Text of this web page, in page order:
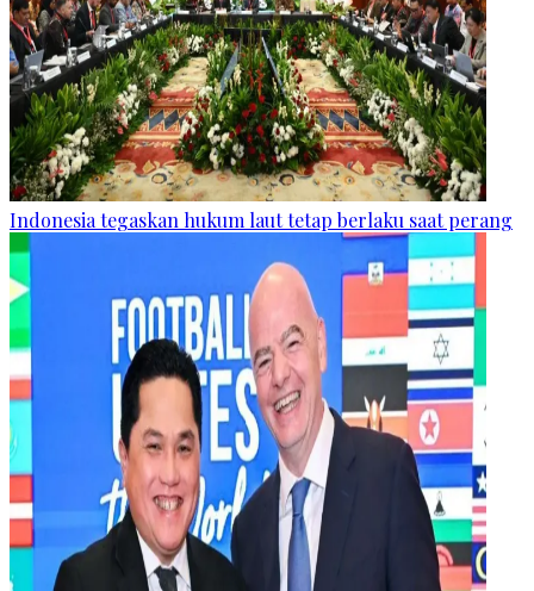
Indonesia tegaskan hukum laut tetap berlaku saat perang